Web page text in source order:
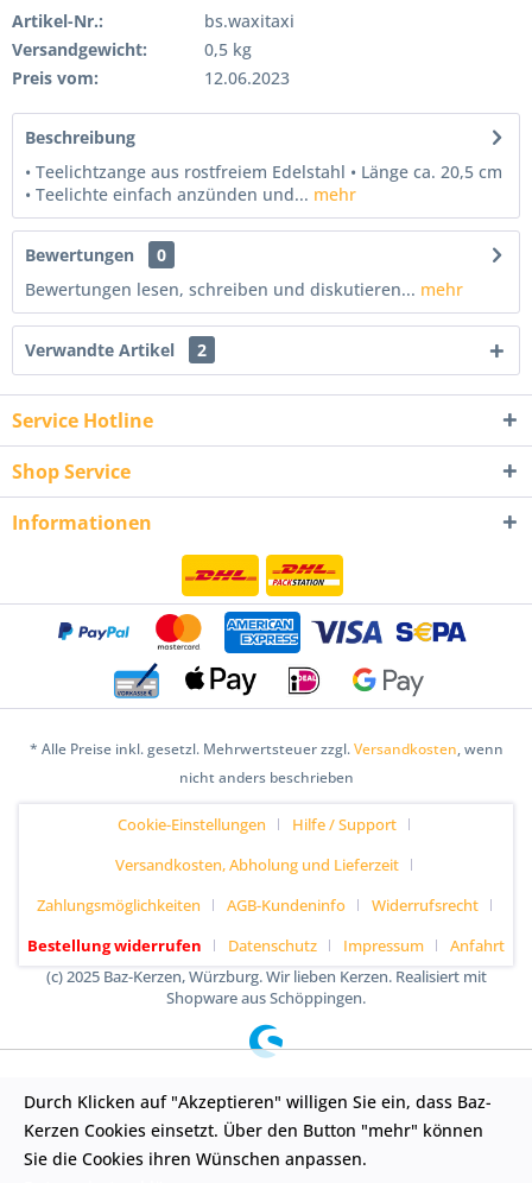
Artikel-Nr.:
bs.waxitaxi
Versandgewicht:
0,5 kg
Preis vom:
12.06.2023
Beschreibung
• Teelichtzange aus rostfreiem Edelstahl • Länge ca. 20,5 cm
• Teelichte einfach anzünden und... mehr
Bewertungen
0
Bewertungen lesen, schreiben und diskutieren... mehr
Verwandte Artikel 2
Service Hotline
Shop Service
Informationen
* Alle Preise inkl. gesetzl. Mehrwertsteuer zzgl.Versandkosten, wenn
nicht anders beschrieben
Cookie-Einstellungen
Hilfe / Support
Versandkosten, Abholung und Lieferzeit
Zahlungsmöglichkeiten
AGB-Kundeninfo
Widerrufsrecht
Bestellung widerrufen
Datenschutz Impressum
Anfahrt
(c) 2025 Baz-Kerzen, Würzburg. Wir lieben Kerzen. Realisiert mit
Shopware aus Schöppingen.
Durch Klicken auf "Akzeptieren" willigen Sie ein, dass Baz-
Kerzen Cookies einsetzt. Über den Button "mehr" können
Sie die Cookies ihren Wünschen anpassen.